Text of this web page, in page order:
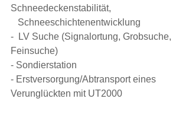
Schneedeckenstabilität,
   Schneeschichtenentwicklung
-  LV Suche (Signalortung, Grobsuche,
Feinsuche)
- Sondierstation
- Erstversorgung/Abtransport eines
Verunglückten mit UT2000